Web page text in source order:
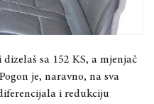
sa 152 KS, a mjenjač
je, naravno, na sva
i redukciju